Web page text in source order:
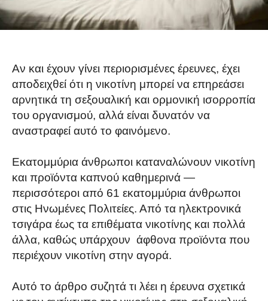
Αν και έχουν γίνει περιορισμένες έρευνες, έχει
αποδειχθεί ότι η νικοτίνη μπορεί να επηρεάσει
αρνητικά τη σεξουαλική και ορμονική ισορροπία
του οργανισμού, αλλά είναι δυνατόν να
αναστραφεί αυτό το φαινόμενο.
Εκατομμύρια άνθρωποι καταναλώνουν νικοτίνη
και προϊόντα καπνού καθημερινά —
περισσότεροι από 61 εκατομμύρια άνθρωποι
στις Ηνωμένες Πολιτείες. Από τα ηλεκτρονικά
τσιγάρα έως τα επιθέματα νικοτίνης και πολλά
άλλα, καθώς υπάρχουν άφθονα προϊόντα που
περιέχουν νικοτίνη στην αγορά.
Αυτό το άρθρο συζητά τι λέει η έρευνα σχετικά